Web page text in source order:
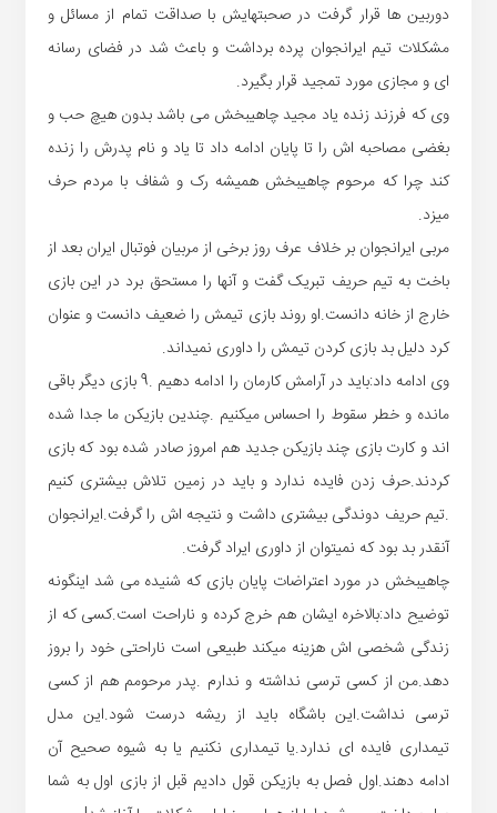
دوربین ها قرار گرفت در صحبتهایش با صداقت تمام از مسائل و
مشکلات تیم ایرانجوان پرده برداشت و باعث شد در فضای رسانه
ای و مجازی مورد تمجید قرار بگیرد.
وی که فرزند زنده یاد مجید چاهیبخش می باشد بدون هیچ حب و
بغضی مصاحبه اش را تا پایان ادامه داد تا یاد و نام پدرش را زنده
کند چرا که مرحوم چاهیبخش همیشه رک و شفاف با مردم حرف
میزد.
مربی ایرانجوان بر خلاف عرف روز برخی از مربیان فوتبال ایران بعد از
باخت به تیم حریف تبریک گفت و آنها را مستحق برد در این بازی
خارج از خانه دانست.او روند بازی تیمش را ضعیف دانست و عنوان
کرد دلیل بد بازی کردن تیمش را داوری نمیداند.
وی ادامه داد:باید در آرامش کارمان را ادامه دهیم .9 بازی دیگر باقی
مانده و خطر سقوط را احساس میکنیم .چندین بازیکن ما جدا شده
اند و کارت بازی چند بازیکن جدید هم امروز صادر شده بود که بازی
کردند.حرف زدن فایده ندارد و باید در زمین تلاش بیشتری کنیم
.تیم حریف دوندگی بیشتری داشت و نتیجه اش را گرفت.ایرانجوان
آنقدر بد بود که نمیتوان از داوری ایراد گرفت.
چاهیبخش در مورد اعتراضات پایان بازی که شنیده می شد اینگونه
توضیح داد:بالاخره ایشان هم خرج کرده و ناراحت است.کسی که از
زندگی شخصی اش هزینه میکند طبیعی است ناراحتی خود را بروز
دهد.من از کسی ترسی نداشته و ندارم .پدر مرحومم هم از کسی
ترسی نداشت.این باشگاه باید از ریشه درست شود.این مدل
تیمداری فایده ای ندارد.یا تیمداری نکنیم یا به شیوه صحیح آن
ادامه دهند.اول فصل به بازیکن قول دادیم قبل از بازی اول به شما